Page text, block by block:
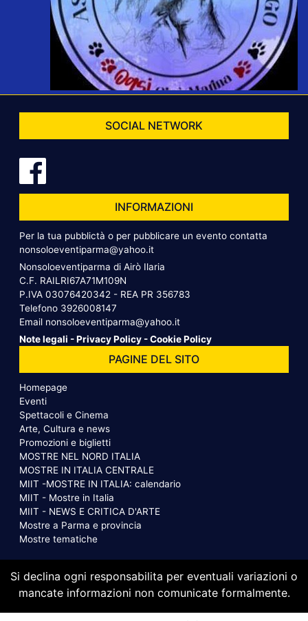
SOCIAL NETWORK
INFORMAZIONI
Per la tua pubblictà o per pubblicare un evento contatta
nonsoloeventiparma@yahoo.it
Nonsoloeventiparma di Airò Ilaria
C.F. RAILRI67A71M109N
P.IVA 03076420342 - REA PR 356783
Telefono 3926008147
Email nonsoloeventiparma@yahoo.it
Note legali -Privacy Policy -Cookie Policy
PAGINE DEL SITO
Homepage
Eventi
Spettacoli e Cinema
Arte, Cultura e news
Promozioni e biglietti
MOSTRE NEL NORD ITALIA
MOSTRE IN ITALIA CENTRALE
MIIT -MOSTRE IN ITALIA: calendario
MIIT - Mostre in Italia
MIIT - NEWS E CRITICA D'ARTE
Mostre a Parma e provincia
Mostre tematiche
Si declina ogni responsabilita per eventuali variazioni o
mancate informazioni non comunicate formalmente.